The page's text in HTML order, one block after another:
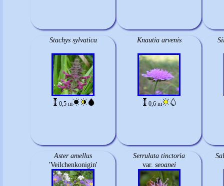
Stachys sylvatica
0,5 m
Knautia arvenis
0,6 m
Aster amellus
'Veilchenkonigin'
Serrulata tinctoria
var. seoanei